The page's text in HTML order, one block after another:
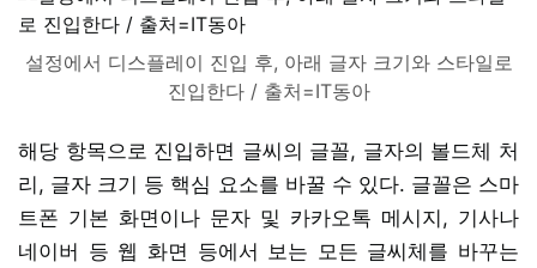
설정에서 디스플레이 진입 후, 아래 글자 크기와 스타일로
진입한다 / 출처=IT동아
해당 항목으로 진입하면 글씨의 글꼴, 글자의 볼드체 처
리, 글자 크기 등 핵심 요소를 바꿀 수 있다. 글꼴은 스마
트폰 기본 화면이나 문자 및 카카오톡 메시지, 기사나
네이버 등 웹 화면 등에서 보는 모든 글씨체를 바꾸는